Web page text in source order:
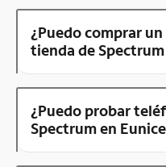
¿Puedo comprar
tienda de
¿Puedo probar
Spectrum en